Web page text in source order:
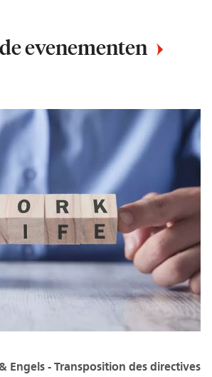
evenementen
Engels - Transposition des directives